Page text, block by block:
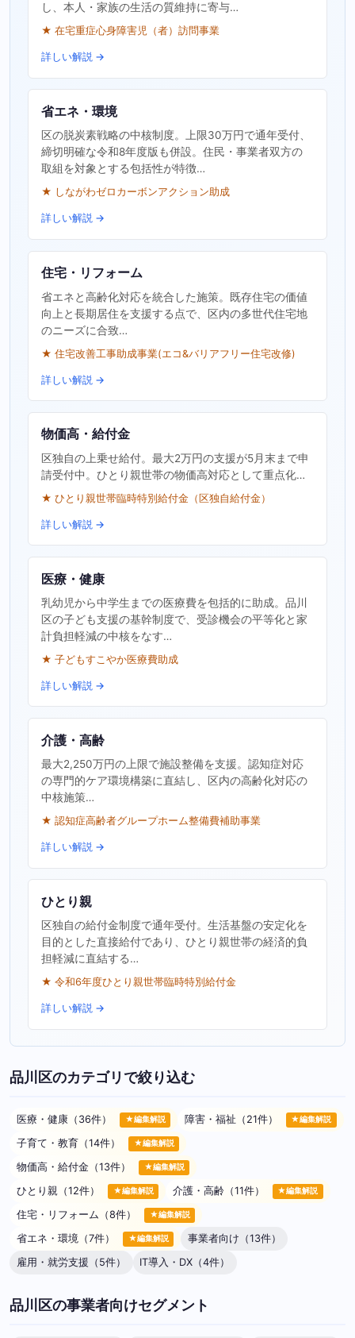
し、本人・家族の生活の質維持に寄与…
★ 在宅重症心身障害児（者）訪問事業
詳しい解説 →
省エネ・環境
区の脱炭素戦略の中核制度。上限30万円で通年受付、
締切明確な令和8年度版も併設。住民・事業者双方の
取組を対象とする包括性が特徴…
★ しながわゼロカーボンアクション助成
詳しい解説 →
住宅・リフォーム
省エネと高齢化対応を統合した施策。既存住宅の価値
向上と長期居住を支援する点で、区内の多世代住宅地
のニーズに合致…
★ 住宅改善工事助成事業(エコ&バリアフリー住宅改修)
詳しい解説 →
物価高・給付金
区独自の上乗せ給付。最大2万円の支援が5月末まで申
請受付中。ひとり親世帯の物価高対応として重点化…
★ ひとり親世帯臨時特別給付金（区独自給付金）
詳しい解説 →
医療・健康
乳幼児から中学生までの医療費を包括的に助成。品川
区の子ども支援の基幹制度で、受診機会の平等化と家
計負担軽減の中核をなす…
★ 子どもすこやか医療費助成
詳しい解説 →
介護・高齢
最大2,250万円の上限で施設整備を支援。認知症対応
の専門的ケア環境構築に直結し、区内の高齢化対応の
中核施策…
★ 認知症高齢者グループホーム整備費補助事業
詳しい解説 →
ひとり親
区独自の給付金制度で通年受付。生活基盤の安定化を
目的とした直接給付であり、ひとり親世帯の経済的負
担軽減に直結する…
★ 令和6年度ひとり親世帯臨時特別給付金
詳しい解説 →
品川区のカテゴリで絞り込む
医療・健康（36件） ★編集解説 障害・福祉（21件） ★編集解説
子育て・教育（14件） ★編集解説
物価高・給付金（13件） ★編集解説
ひとり親（12件） ★編集解説 介護・高齢（11件） ★編集解説
住宅・リフォーム（8件） ★編集解説
省エネ・環境（7件） ★編集解説
事業者向け（13件）
雇用・就労支援（5件）
IT導入・DX（4件）
品川区の事業者向けセグメント